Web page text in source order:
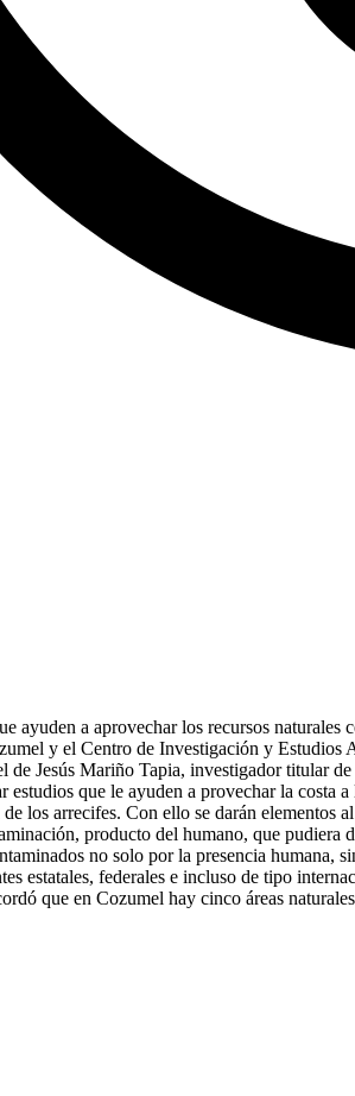
ayuden a aprovechar los recursos
y el Centro de Investigación y
de Jesús Mariño Tapia, investigador titular
estudios que le ayuden a provechar la
los arrecifes. Con ello se darán
producto del humano, que pudiera
no solo por la presencia
estatales, federales e incluso de tipo
que en Cozumel hay cinco áreas